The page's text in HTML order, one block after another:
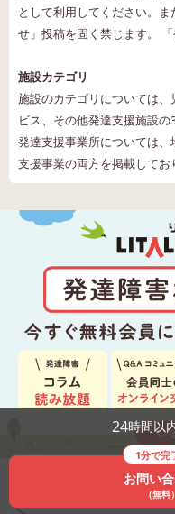
24時間以
1分で完
お問い
（無料）
として利用してください。
せ」投稿を固く禁じます。
施設カテゴリ
施設のカテゴリについては
ビス、その他発達支援施設
発達支援事業所については
支援事業の両方を掲載してお